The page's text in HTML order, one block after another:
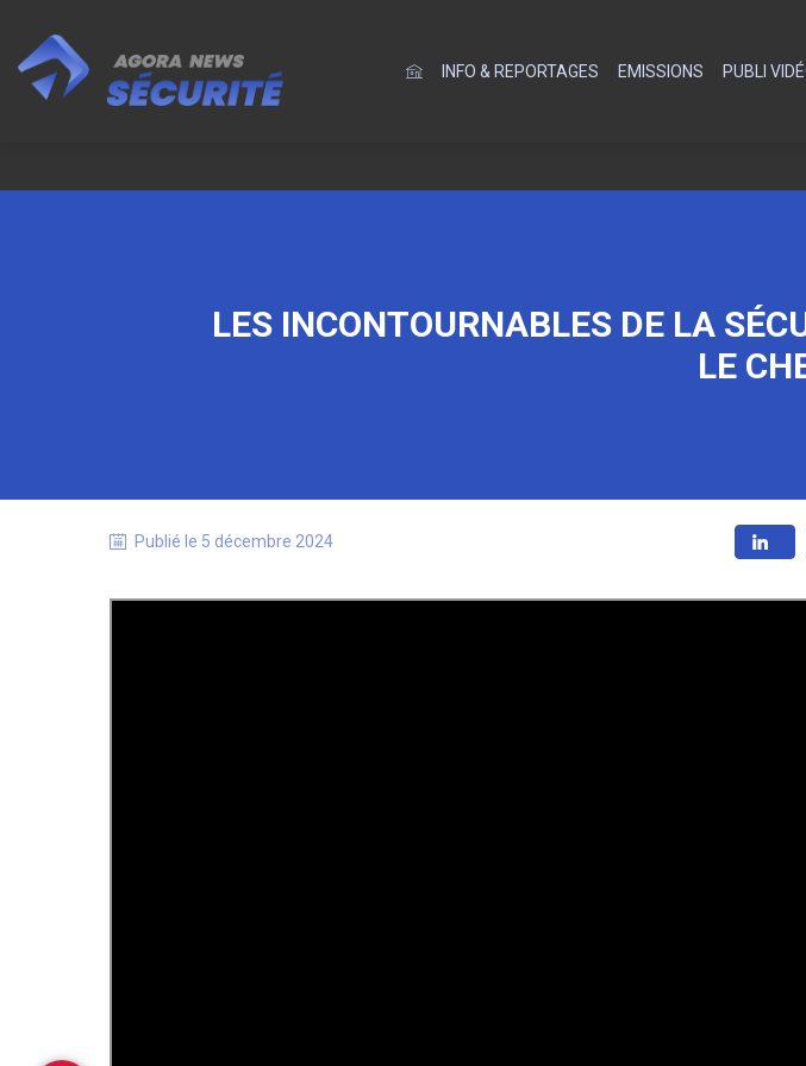
INFO & REPORTAGES EMISSIONS PUBLI
LES INCONTOURNABLES DE LA
LE
Publié le 5 décembre 2024